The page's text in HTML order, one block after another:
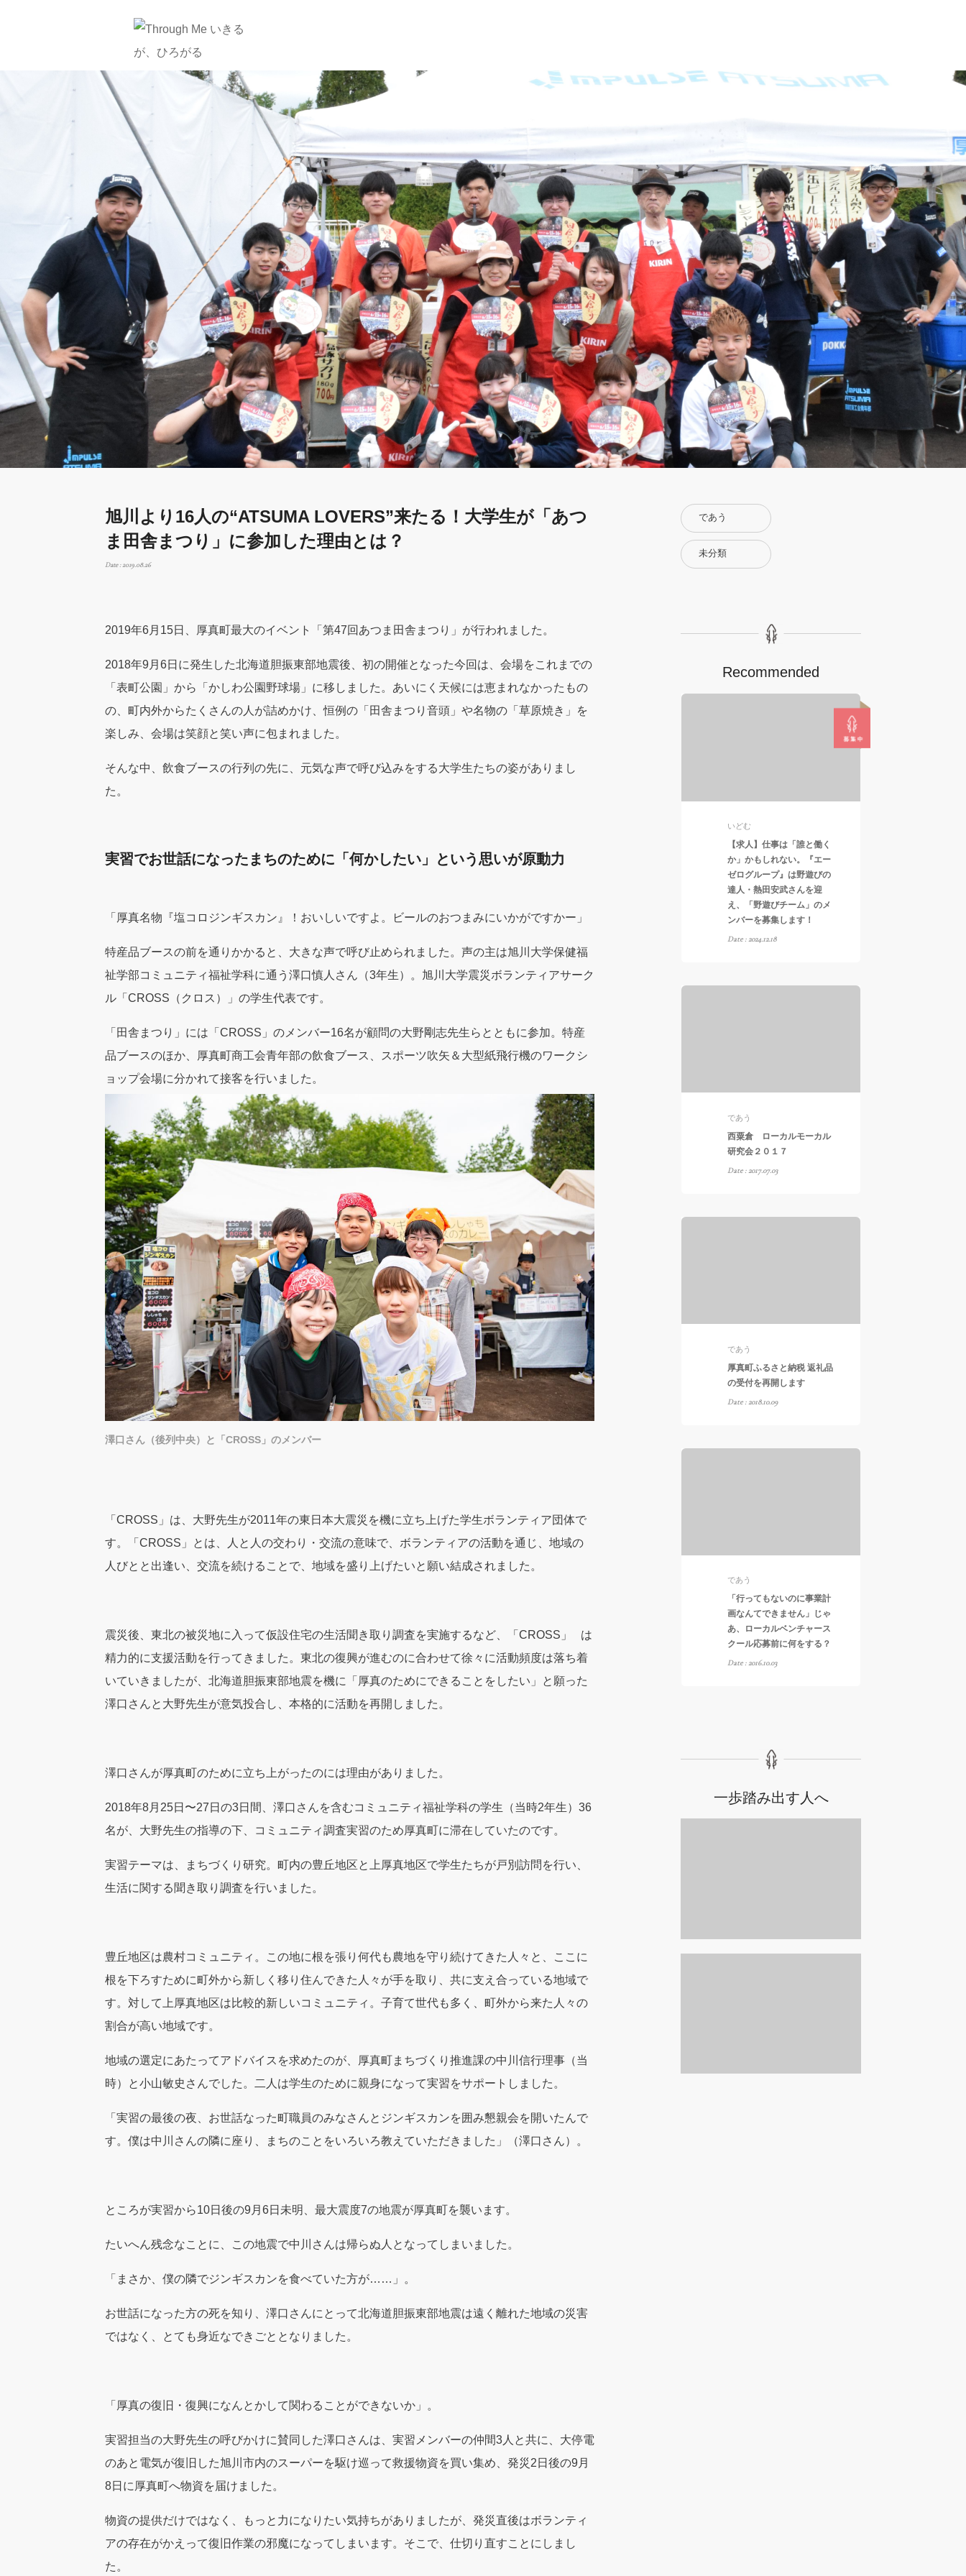
旭川より16人の“ATSUMA LOVERS”来たる！大学生が「あつ
ま田舎まつり」に参加した理由とは？
Date : 2019.08.26
2019年6月15日、厚真町最大のイベント「第47回あつま田舎まつり」が行われました。
2018年9月6日に発生した北海道胆振東部地震後、初の開催となった今回は、会場をこれまでの
「表町公園」から「かしわ公園野球場」に移しました。あいにく天候には恵まれなかったもの
の、町内外からたくさんの人が詰めかけ、恒例の「田舎まつり音頭」や名物の「草原焼き」を
楽しみ、会場は笑顔と笑い声に包まれました。
そんな中、飲食ブースの行列の先に、元気な声で呼び込みをする大学生たちの姿がありまし
た。
実習でお世話になったまちのために「何かしたい」という思いが原動力
「厚真名物『塩コロジンギスカン』！おいしいですよ。ビールのおつまみにいかがですかー」
特産品ブースの前を通りかかると、大きな声で呼び止められました。声の主は旭川大学保健福
祉学部コミュニティ福祉学科に通う澤口慎人さん（3年生）。旭川大学震災ボランティアサーク
ル「CROSS（クロス）」の学生代表です。
「田舎まつり」には「CROSS」のメンバー16名が顧問の大野剛志先生らとともに参加。特産
品ブースのほか、厚真町商工会青年部の飲食ブース、スポーツ吹矢＆大型紙飛行機のワークシ
ョップ会場に分かれて接客を行いました。
澤口さん（後列中央）と「CROSS」のメンバー
「CROSS」は、大野先生が2011年の東日本大震災を機に立ち上げた学生ボランティア団体で
す。「CROSS」とは、人と人の交わり・交流の意味で、ボランティアの活動を通じ、地域の
人びとと出逢い、交流を続けることで、地域を盛り上げたいと願い結成されました。
震災後、東北の被災地に入って仮設住宅の生活聞き取り調査を実施するなど、「CROSS」 は
精力的に支援活動を行ってきました。東北の復興が進むのに合わせて徐々に活動頻度は落ち着
いていきましたが、北海道胆振東部地震を機に「厚真のためにできることをしたい」と願った
澤口さんと大野先生が意気投合し、本格的に活動を再開しました。
澤口さんが厚真町のために立ち上がったのには理由がありました。
2018年8月25日〜27日の3日間、澤口さんを含むコミュニティ福祉学科の学生（当時2年生）36
名が、大野先生の指導の下、コミュニティ調査実習のため厚真町に滞在していたのです。
実習テーマは、まちづくり研究。町内の豊丘地区と上厚真地区で学生たちが戸別訪問を行い、
生活に関する聞き取り調査を行いました。
豊丘地区は農村コミュニティ。この地に根を張り何代も農地を守り続けてきた人々と、ここに
根を下ろすために町外から新しく移り住んできた人々が手を取り、共に支え合っている地域で
す。対して上厚真地区は比較的新しいコミュニティ。子育て世代も多く、町外から来た人々の
割合が高い地域です。
地域の選定にあたってアドバイスを求めたのが、厚真町まちづくり推進課の中川信行理事（当
時）と小山敏史さんでした。二人は学生のために親身になって実習をサポートしました。
「実習の最後の夜、お世話なった町職員のみなさんとジンギスカンを囲み懇親会を開いたんで
す。僕は中川さんの隣に座り、まちのことをいろいろ教えていただきました」（澤口さん）。
ところが実習から10日後の9月6日未明、最大震度7の地震が厚真町を襲います。
たいへん残念なことに、この地震で中川さんは帰らぬ人となってしまいました。
「まさか、僕の隣でジンギスカンを食べていた方が……」。
お世話になった方の死を知り、澤口さんにとって北海道胆振東部地震は遠く離れた地域の災害
ではなく、とても身近なできごととなりました。
「厚真の復旧・復興になんとかして関わることができないか」。
実習担当の大野先生の呼びかけに賛同した澤口さんは、実習メンバーの仲間3人と共に、大停電
のあと電気が復旧した旭川市内のスーパーを駆け巡って救援物資を買い集め、発災2日後の9月
8日に厚真町へ物資を届けました。
物資の提供だけではなく、もっと力になりたい気持ちがありましたが、発災直後はボランティ
アの存在がかえって復旧作業の邪魔になってしまいます。そこで、仕切り直すことにしまし
た。
であう
未分類
Recommended
いどむ
【求人】仕事は「誰と働く
か」かもしれない。『エー
ゼログループ』は野遊びの
達人・熱田安武さんを迎
え、「野遊びチーム」のメ
ンバーを募集します！
Date : 2024.12.18
であう
西粟倉 ローカルモーカル
研究会２０１７
Date : 2017.07.03
であう
厚真町ふるさと納税 返礼品
の受付を再開します
Date : 2018.10.09
であう
「行ってもないのに事業計
画なんてできません」じゃ
あ、ローカルベンチャース
クール応募前に何をする？
Date : 2016.10.03
一歩踏み出す人へ